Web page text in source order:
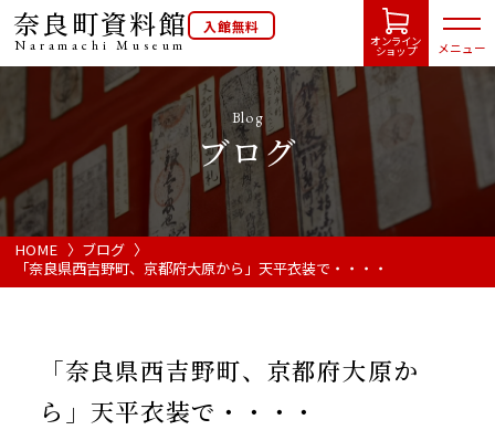
奈良町資料館
NaramachiMuseum
入館無料
オンライン
ショップ メニュー
HOME
開館カレンダー
ご利用案内
Blog
ブログ
HOME
ブログ
「奈良県西吉野町、京都府大原から」天平衣装で・・・・
「奈良県西吉野町、京都府大原か
ら」天平衣装で・・・・